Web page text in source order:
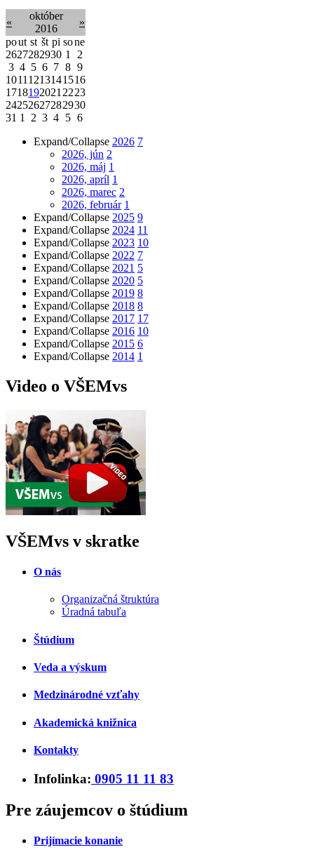
«
október
2016
»
pout st št pi sone
2627282930 1
2
3 4 5 6 7 8 9
1011 1213141516
1718192021 2223
24252627282930
31 1 2 3 4 5 6
Expand/Collapse 2026 7
2026, jún 2
2026, máj 1
2026, apríl 1
2026, marec 2
2026, február 1
Expand/Collapse 2025 9
Expand/Collapse 2024 11
Expand/Collapse 2023 10
Expand/Collapse 2022 7
Expand/Collapse 2021 5
Expand/Collapse 2020 5
Expand/Collapse 2019 8
Expand/Collapse 2018 8
Expand/Collapse 2017 17
Expand/Collapse 2016 10
Expand/Collapse 2015 6
Expand/Collapse 2014 1
Video o VŠEMvs
VŠEMvs v skratke
O nás
Organizačná štruktúra
Úradná tabuľa
Štúdium
Veda a výskum
Medzinárodné vzťahy
Akademická knižnica
Kontakty
Infolinka: 0905 11 11 83
Pre záujemcov o štúdium
Prijímacie konanie